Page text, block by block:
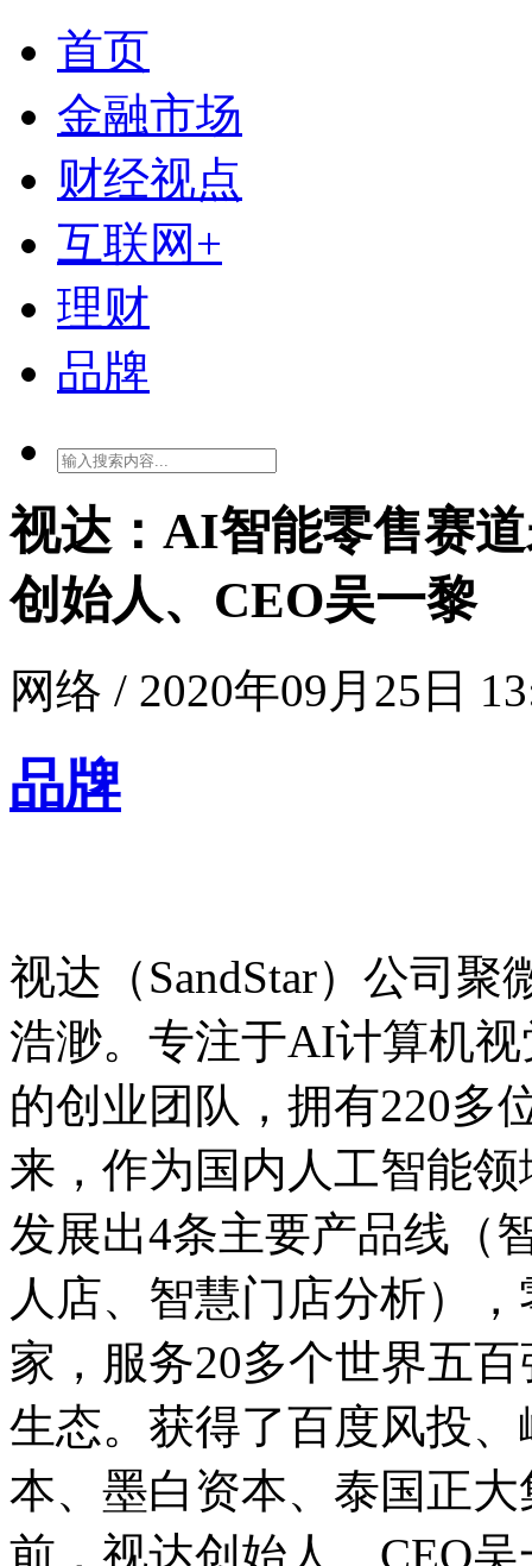
首页
金融市场
财经视点
互联网+
理财
品牌
视达：AI智能零售赛
创始人、CEO吴一黎
网络 / 2020年09月25日
品牌
视达（SandStar）公司
浩渺。专注于AI计算机
的创业团队，拥有220多
来，作为国内人工智能
发展出4条主要产品线（
人店、智慧门店分析）
家，服务20多个世界五
生态。获得了百度风投
本、墨白资本、泰国正
前，视达创始人、CEO